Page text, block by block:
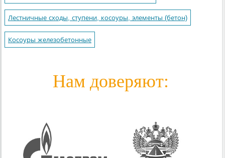
Лестничные сходы, ступени, косоуры, элементы (бетон)
Косоуры железобетонные
Нам доверяют: